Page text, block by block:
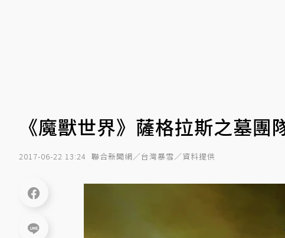
《魔獸世界》薩格拉斯之墓
2017-06-22 13:24 聯合新聞網／台灣暴雪／資料提供